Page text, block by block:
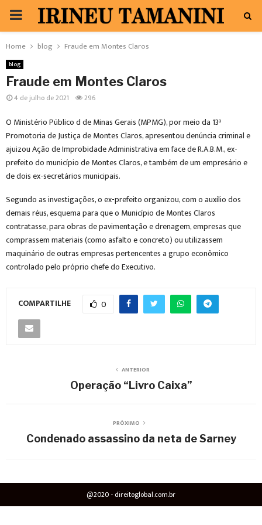
PRIMARY
MENU
Home blog Fraude em Montes Claros
blog
Fraude em Montes Claros
4 de julho de 2021 296
O Ministério Público d de Minas Gerais (MPMG), por meio da 13ª
Promotoria de Justiça de Montes Claros, apresentou denúncia criminal e
ajuizou Ação de Improbidade Administrativa em face de R.A.B.M., ex-
prefeito do município de Montes Claros, e também de um empresário e
de dois ex-secretários municipais.
Segundo as investigações, o ex-prefeito organizou, com o auxílio dos
demais réus, esquema para que o Município de Montes Claros
contratasse, para obras de pavimentação e drenagem, empresas que
comprassem materiais (como asfalto e concreto) ou utilizassem
maquinário de outras empresas pertencentes a grupo econômico
controlado pelo próprio chefe do Executivo.
COMPARTILHE 0
ANTERIOR
Operação “Livro Caixa”
PRÓXIMO
Condenado assassino da neta de Sarney
@2020 - direitoglobal.com.br